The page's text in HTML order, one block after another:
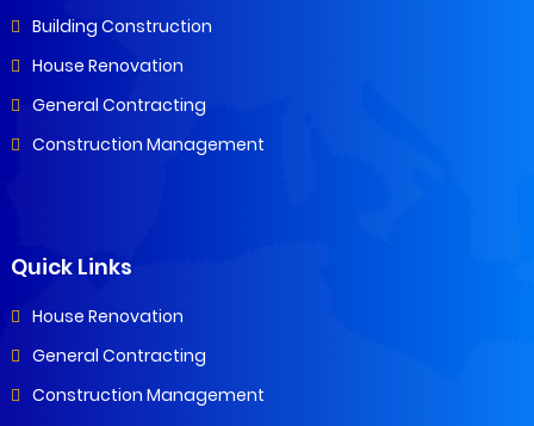
Building Construction
House Renovation
General Contracting
Construction Management
Quick Links
House Renovation
General Contracting
Construction Management